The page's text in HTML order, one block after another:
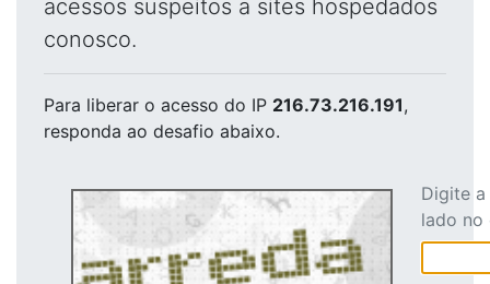
acessos suspeitos a sites hospedados
conosco.
Para liberar o acesso do IP 216.73.216.191,
responda ao desafio abaixo.
Digite
lado no